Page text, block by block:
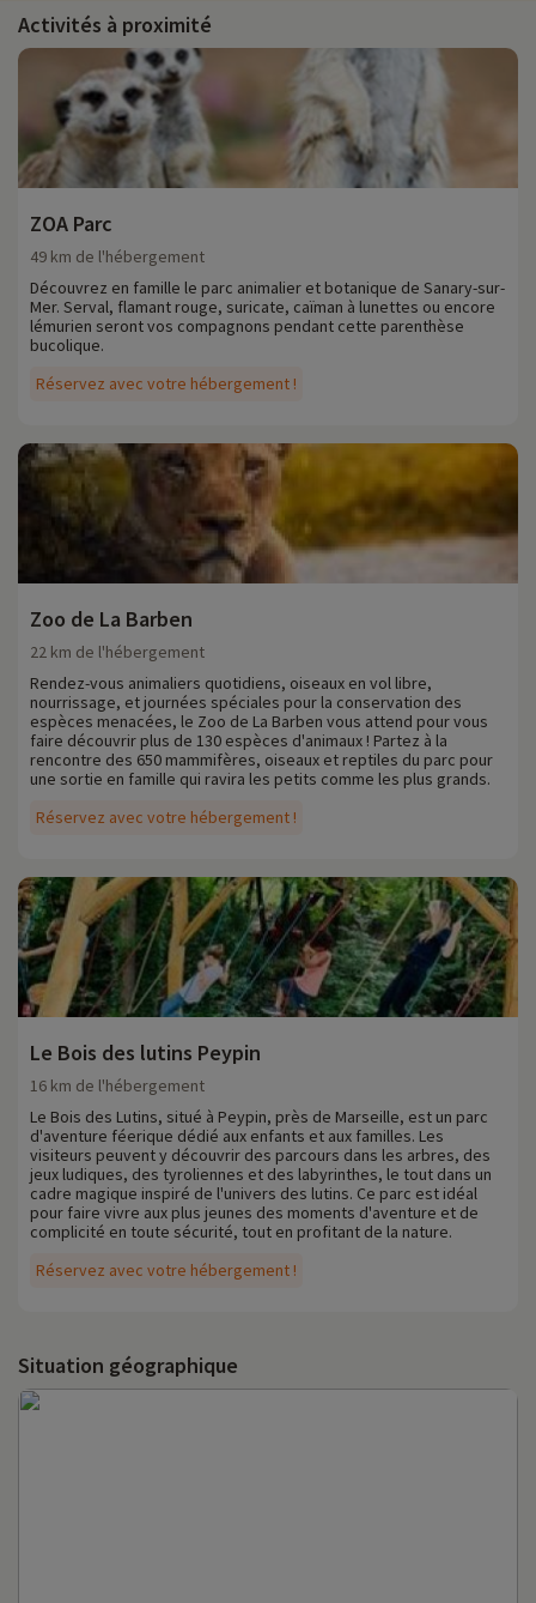
Activités à proximité
ZOA Parc
Réservez avec votre hébergement !
49 km de l'hébergement
Découvrez en famille le parc animalier et botanique de Sanary-sur-
Mer. Serval, flamant rouge, suricate, caïman à lunettes ou encore
lémurien seront vos compagnons pendant cette parenthèse
bucolique.
Zoo de La Barben
Réservez avec votre hébergement !
22 km de l'hébergement
Rendez-vous animaliers quotidiens, oiseaux en vol libre,
nourrissage, et journées spéciales pour la conservation des
espèces menacées, le Zoo de La Barben vous attend pour vous
faire découvrir plus de 130 espèces d'animaux ! Partez à la
rencontre des 650 mammifères, oiseaux et reptiles du parc pour
une sortie en famille qui ravira les petits comme les plus grands.
Le Bois des lutins Peypin
Réservez avec votre hébergement !
16 km de l'hébergement
Le Bois des Lutins, situé à Peypin, près de Marseille, est un parc
d'aventure féerique dédié aux enfants et aux familles. Les
visiteurs peuvent y découvrir des parcours dans les arbres, des
jeux ludiques, des tyroliennes et des labyrinthes, le tout dans un
cadre magique inspiré de l'univers des lutins. Ce parc est idéal
pour faire vivre aux plus jeunes des moments d'aventure et de
complicité en toute sécurité, tout en profitant de la nature.
Situation géographique